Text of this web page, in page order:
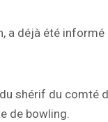
a déjà été
shérif du comté
de bowling.